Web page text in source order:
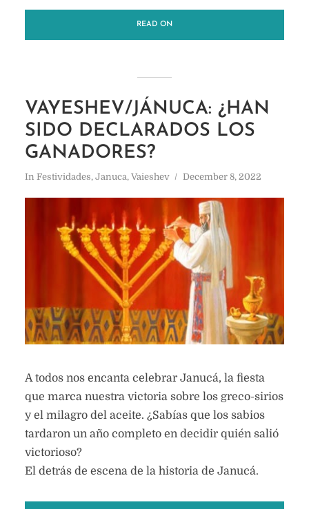
READ ON
VAYESHEV/JÁNUCA: ¿HAN
SIDO DECLARADOS LOS
GANADORES?
In Festividades, Januca, Vaieshev December 8, 2022
A todos nos encanta celebrar Janucá, la fiesta
que marca nuestra victoria sobre los greco-sirios
y el milagro del aceite. ¿Sabías que los sabios
tardaron un año completo en decidir quién salió
victorioso?
El detrás de escena de la historia de Janucá.